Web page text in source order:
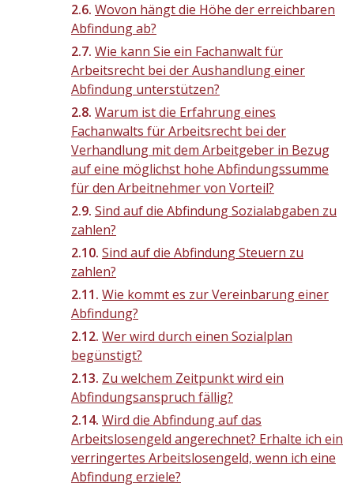
Wovon hängt die Höhe der erreichbaren
Abfindung ab?
Wie kann Sie ein Fachanwalt für
Arbeitsrecht bei der Aushandlung einer
Abfindung unterstützen?
Warum ist die Erfahrung eines
Fachanwalts für Arbeitsrecht bei der
Verhandlung mit dem Arbeitgeber in Bezug
auf eine möglichst hohe Abfindungssumme
für den Arbeitnehmer von Vorteil?
Sind auf die Abfindung Sozialabgaben zu
zahlen?
Sind auf die Abfindung Steuern zu
zahlen?
Wie kommt es zur Vereinbarung einer
Abfindung?
Wer wird durch einen Sozialplan
begünstigt?
Zu welchem Zeitpunkt wird ein
Abfindungsanspruch fällig?
Wird die Abfindung auf das
Arbeitslosengeld angerechnet? Erhalte ich ein
verringertes Arbeitslosengeld, wenn ich eine
Abfindung erziele?